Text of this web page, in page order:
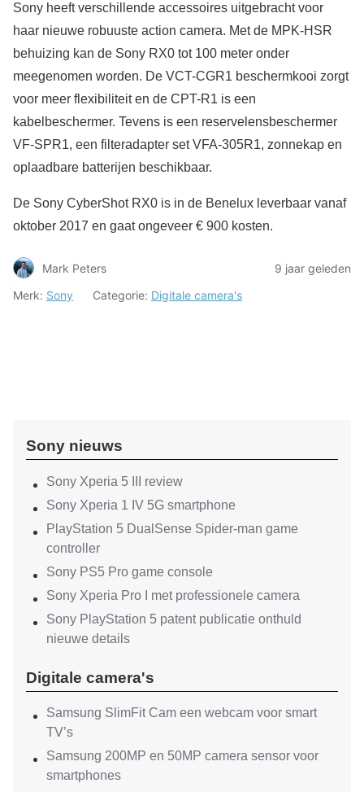
Sony heeft verschillende accessoires uitgebracht voor
haar nieuwe robuuste action camera. Met de MPK-HSR
behuizing kan de Sony RX0 tot 100 meter onder
meegenomen worden. De VCT-CGR1 beschermkooi zorgt
voor meer flexibiliteit en de CPT-R1 is een
kabelbeschermer. Tevens is een reservelensbeschermer
VF-SPR1, een filteradapter set VFA-305R1, zonnekap en
oplaadbare batterijen beschikbaar.
De Sony CyberShot RX0 is in de Benelux leverbaar vanaf
oktober 2017 en gaat ongeveer € 900 kosten.
Mark Peters
9 jaar geleden
Merk: Sony Categorie: Digitale camera's
Sony nieuws
Sony Xperia 5 III review
Sony Xperia 1 IV 5G smartphone
PlayStation 5 DualSense Spider-man game
controller
Sony PS5 Pro game console
Sony Xperia Pro I met professionele camera
Sony PlayStation 5 patent publicatie onthuld
nieuwe details
Digitale camera's
Samsung SlimFit Cam een webcam voor smart
TV’s
Samsung 200MP en 50MP camera sensor voor
smartphones